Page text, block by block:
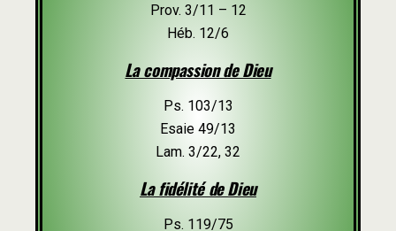
Prov. 3/11 – 12
Héb. 12/6
La compassion de Dieu
Ps. 103/13
Esaie 49/13
Lam. 3/22, 32
La fidélité de Dieu
Ps. 119/75